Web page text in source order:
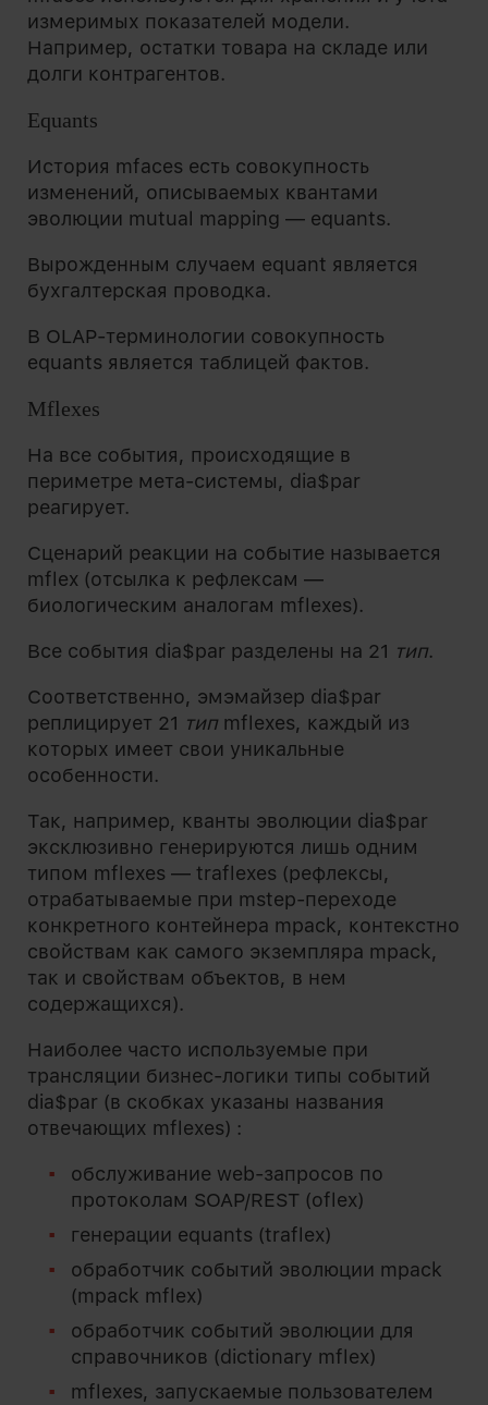
измеримых показателей модели.
Например, остатки товара на складе или
долги контрагентов.
Equants
История mfaces есть совокупность
изменений, описываемых квантами
эволюции mutual mapping — equants.
Вырожденным случаем equant является
бухгалтерская проводка.
В OLAP-терминологии совокупность
equants является таблицей фактов.
Mflexes
На все события, происходящие в
периметре мета-системы, dia$par
реагирует.
Сценарий реакции на событие называется
mflex (отсылка к рефлексам —
биологическим аналогам mflexes).
Все события dia$par разделены на 21 тип.
Соответственно, эмэмайзер dia$par
реплицирует 21 тип mflexes, каждый из
которых имеет свои уникальные
особенности.
Так, например, кванты эволюции dia$par
эксклюзивно генерируются лишь одним
типом mflexes — traflexes (рефлексы,
отрабатываемые при mstep-переходе
конкретного контейнера mpack, контекстно
свойствам как самого экземпляра mpack,
так и свойствам объектов, в нем
содержащихся).
Наиболее часто используемые при
трансляции бизнес-логики типы событий
dia$par (в скобках указаны названия
отвечающих mflexes) :
обслуживание web-запросов по
протоколам SOAP/REST (oflex)
генерации equants (traflex)
обработчик событий эволюции mpack
(mpack mflex)
обработчик событий эволюции для
справочников (dictionary mflex)
mflexes, запускаемые пользователем